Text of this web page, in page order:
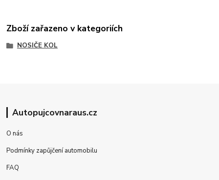
Zboží zařazeno v kategoriích
NOSIČE KOL
Autopujcovnaraus.cz
O nás
Podmínky zapůjčení automobilu
FAQ